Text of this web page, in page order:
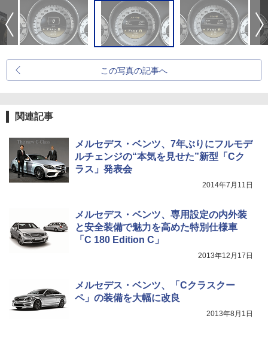
この写真の記事へ
関連記事
メルセデス・ベンツ、7年ぶりにフルモデ
ルチェンジの“本気を見せた”新型「Cク
ラス」発表会
2014年7月11日
メルセデス・ベンツ、専用設定の内外装
と安全装備で魅力を高めた特別仕様車
「C 180 Edition C」
2013年12月17日
メルセデス・ベンツ、「Cクラスクー
ペ」の装備を大幅に改良
2013年8月1日